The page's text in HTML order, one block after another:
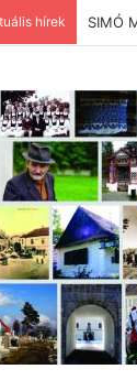
hírek SIMÓ